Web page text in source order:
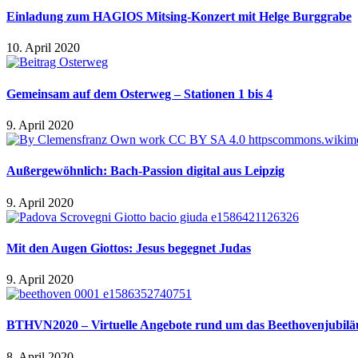
Einladung zum HAGIOS Mitsing-Konzert mit Helge Burggrabe
10. April 2020
Gemeinsam auf dem Osterweg – Stationen 1 bis 4
9. April 2020
Außergewöhnlich: Bach-Passion digital aus Leipzig
9. April 2020
Mit den Augen Giottos: Jesus begegnet Judas
9. April 2020
BTHVN2020 – Virtuelle Angebote rund um das